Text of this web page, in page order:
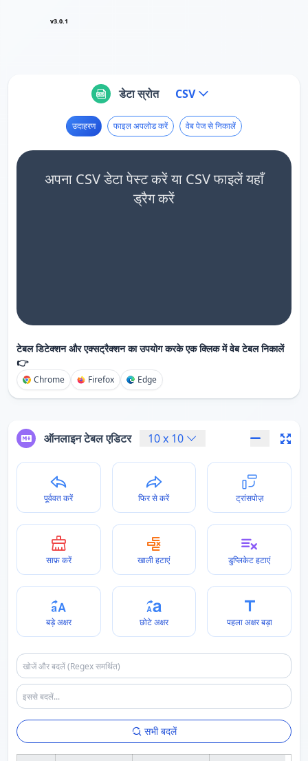
v3.0.1
डेटा स्रोत CSV
उदाहरण फाइल अपलोड करें वेब पेज से निकालें
अपना CSV डेटा पेस्ट करें या CSV फाइलें यहाँ
ड्रैग करें
टेबल डिटेक्शन और एक्सट्रैक्शन का उपयोग करके एक क्लिक में वेब टेबल निकालें
👉
Chrome Firefox Edge
ऑनलाइन टेबल एडिटर 10x 10
पूर्ववत करें फिर से करें ट्रांसपोज़
साफ़ करें खाली हटाएं डुप्लिकेट हटाएं
बड़े अक्षर छोटे अक्षर पहला अक्षर बड़ा
सभी बदलें